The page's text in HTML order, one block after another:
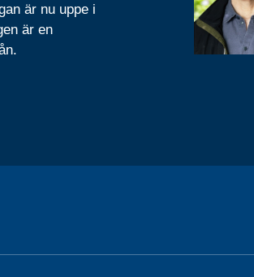
är nu uppe i
är en